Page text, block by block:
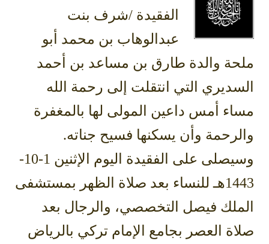
الفقيدة /شرف بنت
عبدالوهاب بن محمد أبو
ملحة والدة طارق بن مساعد بن أحمد
السديري التي انتقلت إلى رحمة الله
مساء أمس داعين المولى لها بالمغفرة
والرحمة وأن يسكنها فسيح جناته.
وسيصلى على الفقيدة اليوم الإثنين 1-10-
1443هـ للنساء بعد صلاة الظهر بمستشفى
الملك فيصل التخصصي، والرجال بعد
صلاة العصر بجامع الإمام تركي بالرياض